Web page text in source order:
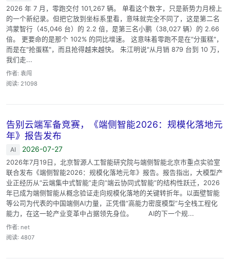
2026 年 7 月，零跑交付 101,267 辆。 单看这个数字，只是新势力月榜上
的一个新纪录。但把它放到坐标系里看，意味就完全不同了，这是第二名
鸿蒙智行（45,046 台）的 2.2 倍，是第三名小鹏（38,027 辆）的 2.66
倍。 更要命的是那个 102% 的同比增速。 这意味着零跑不是在"分蛋糕"，
而是在"抢蛋糕"，而且抢得越来越快。 朱江明说"从月销 879 台到 10 万，
我们走...
作者: 袁闯
阅读: 21098
告别云端军备竞赛，《端侧智能2026：规模化落地元
年》报告发布
AI 2026-07-27
2026年7月19日，北京智源人工智能研究院与端侧智能北京市重点实验室
联合发布《端侧智能2026：规模化落地元年》报告。报告指出，大模型产
业正经历从“云端集中式智能”走向“端云协同式智能”的结构性跃迁，2026
年已成为端侧智能从概念验证走向规模化落地的关键转折年。以面壁智能
等公司为代表的中国端侧AI力量，正凭借“高能力密度模型”与全栈工程化
能力，在这一轮产业变革中占据领先身位。 AI的下一个规...
作者: net
阅读: 4807